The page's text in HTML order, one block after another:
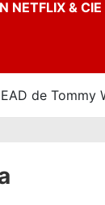
NETFLIX & CIE
de